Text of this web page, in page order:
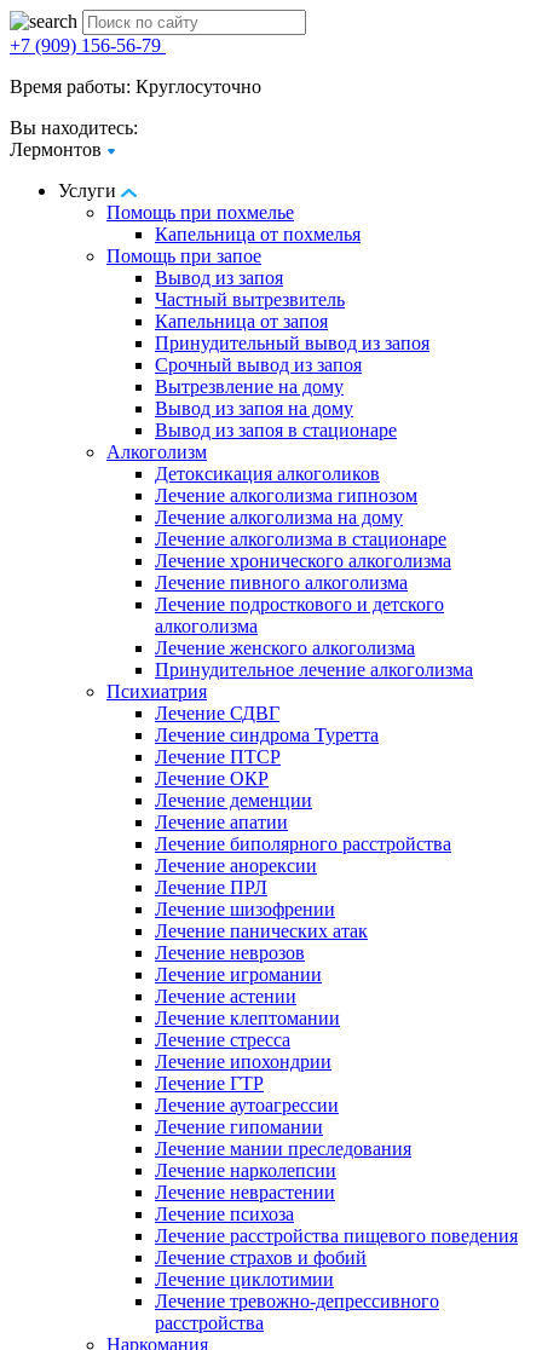
+7 (909) 156-56-79
Время работы: Круглосуточно
Вы находитесь:
Лермонтов
Услуги
Помощь при похмелье
Капельница от похмелья
Помощь при запое
Вывод из запоя
Частный вытрезвитель
Капельница от запоя
Принудительный вывод из запоя
Срочный вывод из запоя
Вытрезвление на дому
Вывод из запоя на дому
Вывод из запоя в стационаре
Алкоголизм
Детоксикация алкоголиков
Лечение алкоголизма гипнозом
Лечение алкоголизма на дому
Лечение алкоголизма в стационаре
Лечение хронического алкоголизма
Лечение пивного алкоголизма
Лечение подросткового и детского
алкоголизма
Лечение женского алкоголизма
Принудительное лечение алкоголизма
Психиатрия
Лечение СДВГ
Лечение синдрома Туретта
Лечение ПТСР
Лечение ОКР
Лечение деменции
Лечение апатии
Лечение биполярного расстройства
Лечение анорексии
Лечение ПРЛ
Лечение шизофрении
Лечение панических атак
Лечение неврозов
Лечение игромании
Лечение астении
Лечение клептомании
Лечение стресса
Лечение ипохондрии
Лечение ГТР
Лечение аутоагрессии
Лечение гипомании
Лечение мании преследования
Лечение нарколепсии
Лечение неврастении
Лечение психоза
Лечение расстройства пищевого поведения
Лечение страхов и фобий
Лечение циклотимии
Лечение тревожно-депрессивного
расстройства
Наркомания